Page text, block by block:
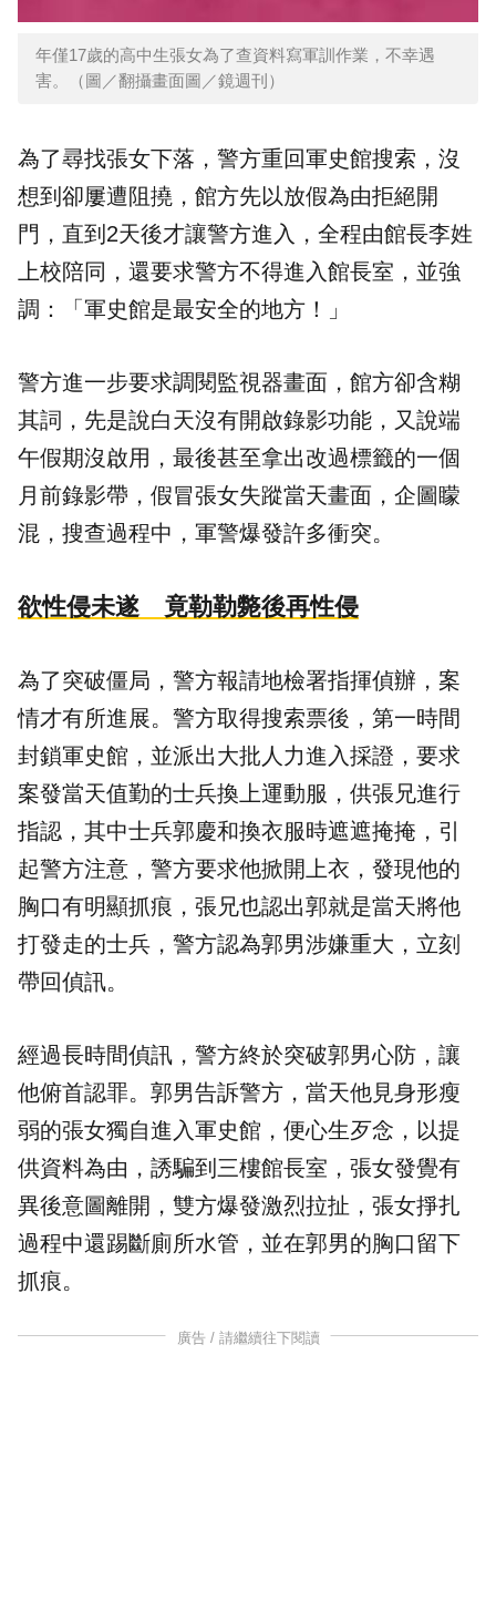
年僅17歲的高中生張女為了查資料寫軍訓作業，不幸遇
害。（圖／翻攝畫面圖／鏡週刊）
為了尋找張女下落，警方重回軍史館搜索，沒
想到卻屢遭阻撓，館方先以放假為由拒絕開
門，直到2天後才讓警方進入，全程由館長李姓
上校陪同，還要求警方不得進入館長室，並強
調：「軍史館是最安全的地方！」
警方進一步要求調閱監視器畫面，館方卻含糊
其詞，先是說白天沒有開啟錄影功能，又說端
午假期沒啟用，最後甚至拿出改過標籤的一個
月前錄影帶，假冒張女失蹤當天畫面，企圖矇
混，搜查過程中，軍警爆發許多衝突。
欲性侵未遂 竟勒勒斃後再性侵
為了突破僵局，警方報請地檢署指揮偵辦，案
情才有所進展。警方取得搜索票後，第一時間
封鎖軍史館，並派出大批人力進入採證，要求
案發當天值勤的士兵換上運動服，供張兄進行
指認，其中士兵郭慶和換衣服時遮遮掩掩，引
起警方注意，警方要求他掀開上衣，發現他的
胸口有明顯抓痕，張兄也認出郭就是當天將他
打發走的士兵，警方認為郭男涉嫌重大，立刻
帶回偵訊。
經過長時間偵訊，警方終於突破郭男心防，讓
他俯首認罪。郭男告訴警方，當天他見身形瘦
弱的張女獨自進入軍史館，便心生歹念，以提
供資料為由，誘騙到三樓館長室，張女發覺有
異後意圖離開，雙方爆發激烈拉扯，張女掙扎
過程中還踢斷廁所水管，並在郭男的胸口留下
抓痕。
廣告 / 請繼續往下閱讀